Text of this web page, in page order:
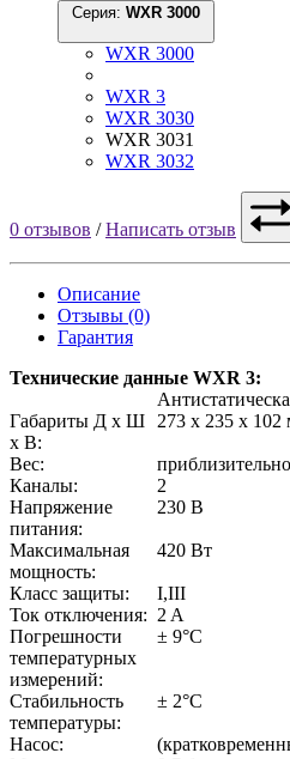
Серия:
WXR 3000
WXR 3
WXR 3030
WXR 3031
WXR 3032
0 отзывов /Написать отзыв
Описание
Отзывы (0)
Гарантия
Технические данные WXR 3:
Габариты Д х Ш
х В:
273 x 235 x 102
Вес:
Каналы:
2
Напряжение
питания:
230 В
Максимальная
мощность:
420 Вт
Класс защиты:
I,III
Ток отключения: 2 A
Погрешности
температурных
измерений:
± 9°C
Стабильность
температуры:
± 2°C
Насос: